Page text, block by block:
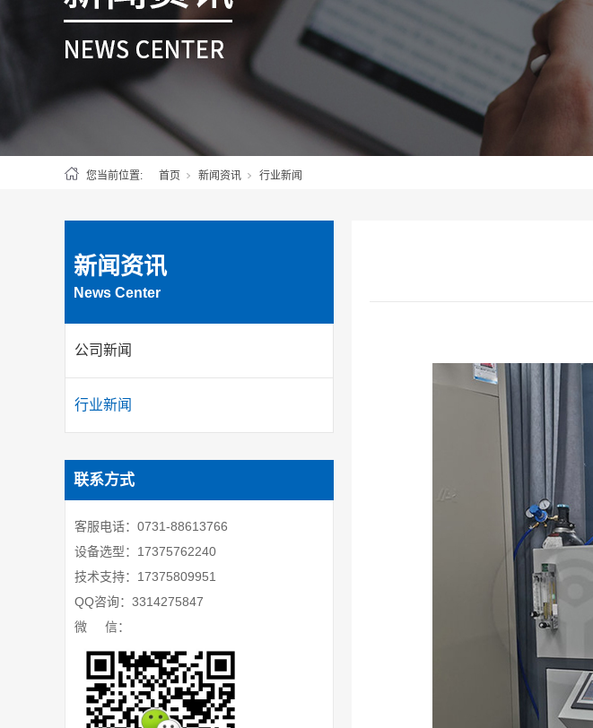
您当前位置: 首页 新闻资讯 行业新闻
新闻资讯
News Center
公司新闻
行业新闻
联系方式
客服电话：0731-88613766
设备选型：17375762240
技术支持：17375809951
QQ咨询：3314275847
微 信：